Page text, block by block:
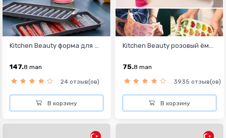
Kitchen Beauty форма для ...
147.8 man
24 отзыв(ов)
В корзину
Kitchen Beauty розовый ём...
75.8 man
3935 отзыв(ов)
В корзину